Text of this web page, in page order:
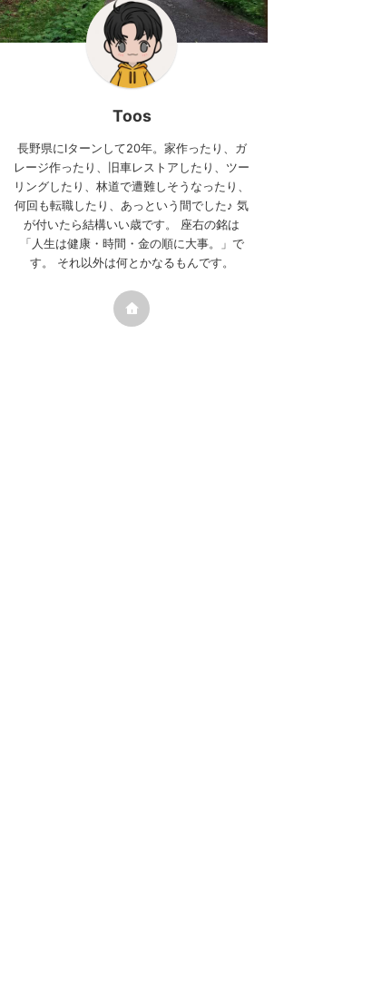
Toos
長野県にIターンして20年。家作ったり、ガ
レージ作ったり、旧車レストアしたり、ツー
リングしたり、林道で遭難しそうなったり、
何回も転職したり、あっという間でした♪ 気
が付いたら結構いい歳です。 座右の銘は
「人生は健康・時間・金の順に大事。」で
す。 それ以外は何とかなるもんです。